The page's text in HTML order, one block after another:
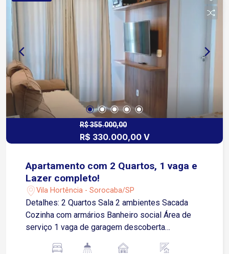
R$ 355.000,00
R$ 330.000,00 V
Apartamento com 2 Quartos, 1 vaga e
Lazer completo!
Vila Hortência - Sorocaba/SP
Detalhes: 2 Quartos Sala 2 ambientes Sacada
Cozinha com armários Banheiro social Área de
serviço 1 vaga de garagem descoberta
Academia Salão de festas Churrasqueira